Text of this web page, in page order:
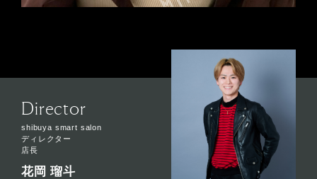
Director
shibuya smart salon
ディレクター
店長
花岡 瑠斗